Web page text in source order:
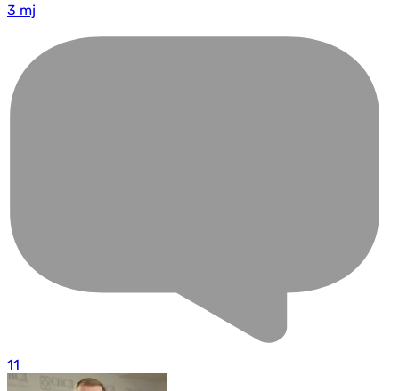
3 mj
11